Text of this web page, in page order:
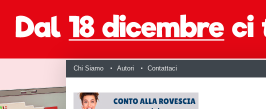
Chi Siamo Autori Contattaci